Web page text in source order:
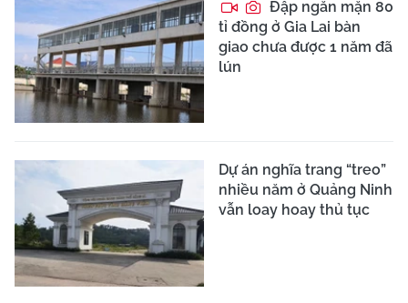
Đập ngăn mặn 80
tỉ đồng ở Gia Lai bàn
giao chưa được 1 năm đã
lún
Dự án nghĩa trang “treo”
nhiều năm ở Quảng Ninh
vẫn loay hoay thủ tục